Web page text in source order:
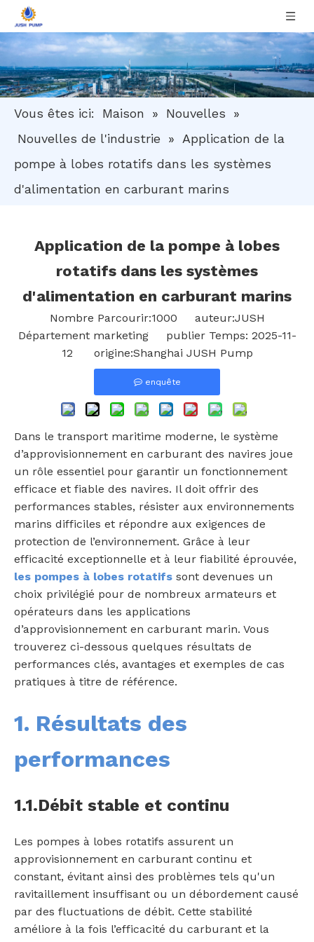
Vous êtes ici: Maison » Nouvelles
»
Nouvelles de l'industrie
» Application de la
pompe à lobes rotatifs dans les systèmes
d'alimentation en carburant marins
Application de la pompe à lobes
rotatifs dans les systèmes
d'alimentation en carburant marins
Nombre Parcourir:1000 auteur:JUSH
Département marketing publier Temps: 2025-11-
12 origine:Shanghai JUSH Pump
enquête
Dans le transport maritime moderne, le système
d’approvisionnement en carburant des navires joue
un rôle essentiel pour garantir un fonctionnement
efficace et fiable des navires. Il doit offrir des
performances stables, résister aux environnements
marins difficiles et répondre aux exigences de
protection de l’environnement. Grâce à leur
efficacité exceptionnelle et à leur fiabilité éprouvée,
les pompes à lobes rotatifs sont devenues un
choix privilégié pour de nombreux armateurs et
opérateurs dans les applications
d’approvisionnement en carburant marin. Vous
trouverez ci-dessous quelques résultats de
performances clés, avantages et exemples de cas
pratiques à titre de référence.
1. Résultats des
performances
1.1.Débit stable et continu
Les pompes à lobes rotatifs assurent un
approvisionnement en carburant continu et
constant, évitant ainsi des problèmes tels qu'un
ravitaillement insuffisant ou un débordement causé
par des fluctuations de débit. Cette stabilité
améliore à la fois l’efficacité du carburant et la